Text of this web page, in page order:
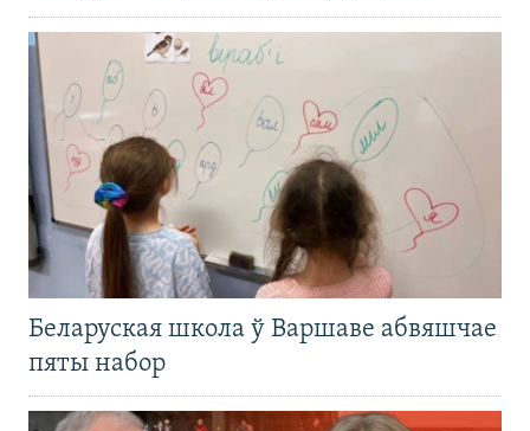
Беларуская школа ў Варшаве абвяшчае
пяты набор